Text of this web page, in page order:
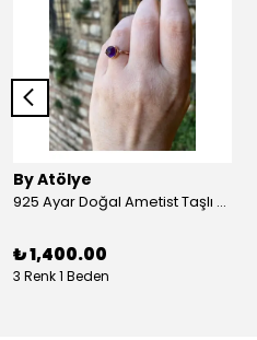
By Atölye
925 Ayar Doğal Ametist Taşlı Yuvarlak Gümüş Yüzük
₺ 1,400.00
3 Renk 1 Beden